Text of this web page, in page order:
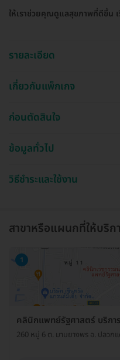
ให้เราช่วยคุณดูแลสุขภาพที่ดีขึ้น
รายละเอียด
เกี่ยวกับแพ็กเกจ
ก่อนตัดสินใจ
ข้อมูลทั่วไป
วิธีชำระและใช้งาน
สาขาหรือแผนกที่ให้บริก
1
คลินิกแพทย์รัฐศาสตร์ บริกา
260 หมู่ 6 ต. มาบยางพร อ. ปลวก